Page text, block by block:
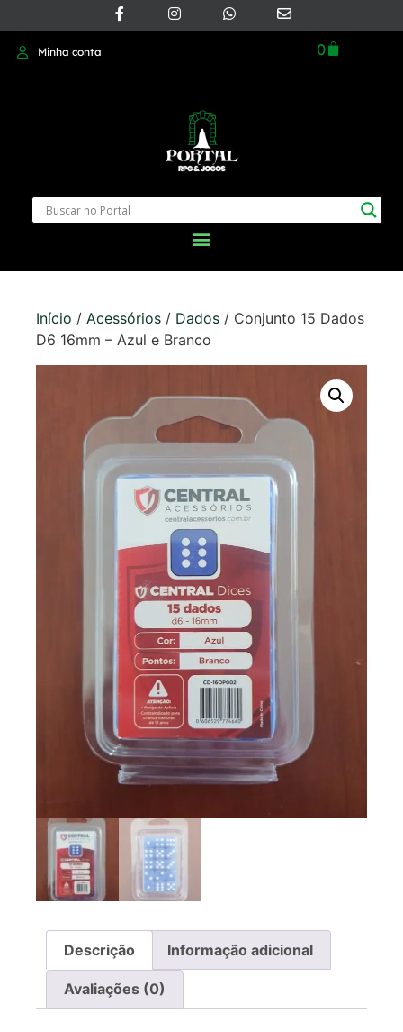
Minha conta 0
Início / Acessórios / Dados / Conjunto 15 Dados
D6 16mm – Azul e Branco
Descrição Informação adicional
Avaliações (0)